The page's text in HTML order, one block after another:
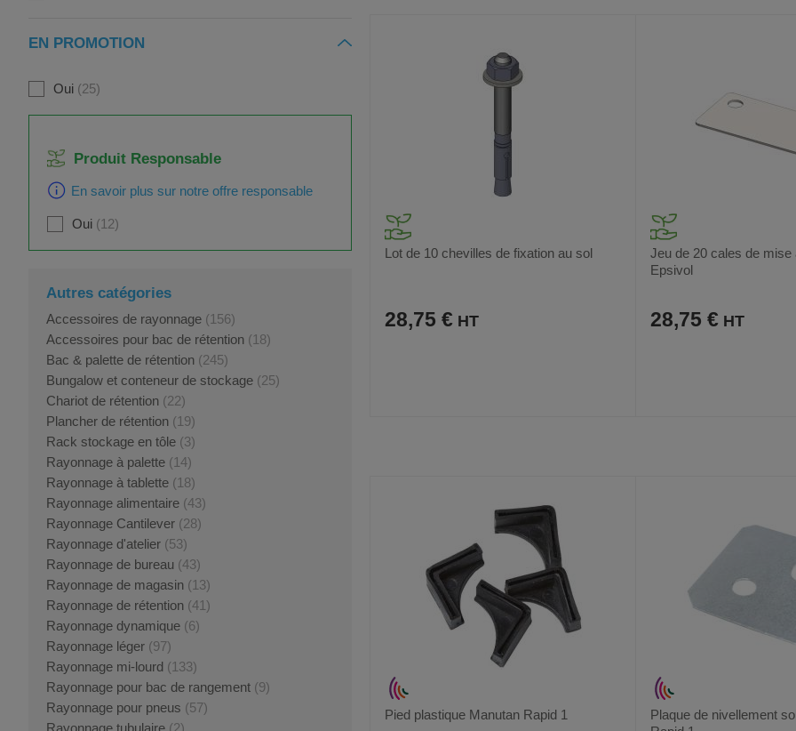
Lot de 10 chevilles de fixation au sol
28,75 €
Jeu de 20 cales de mise
Epsivol
28,75 €
Pied plastique Manutan Rapid 1
Plaque de nivellement
EN PROMOTION
Oui 25
Produit Responsable
En savoir plus sur notre offre responsable
Oui 12
Autres catégories
Accessoires de rayonnage (156)
Accessoires pour bac de rétention (18)
Bac & palette de rétention (245)
Bungalow et conteneur de stockage (25)
Chariot de rétention (22)
Plancher de rétention (19)
Rack stockage en tôle (3)
Rayonnage à palette (14)
Rayonnage à tablette (18)
Rayonnage alimentaire (43)
Rayonnage Cantilever (28)
Rayonnage d'atelier (53)
Rayonnage de bureau (43)
Rayonnage de magasin (13)
Rayonnage de rétention (41)
Rayonnage dynamique (6)
Rayonnage léger (97)
Rayonnage mi-lourd (133)
Rayonnage pour bac de rangement (9)
Rayonnage pour pneus (57)
Rayonnage tubulaire (2)